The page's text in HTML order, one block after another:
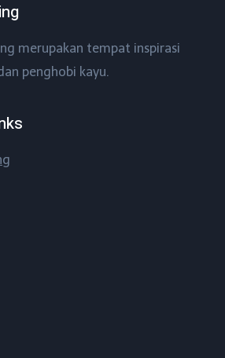
merupakan tempat inspirasi
penghobi kayu.